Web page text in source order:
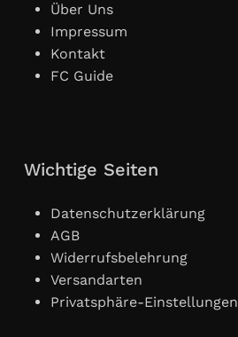
Über Uns
Impressum
Kontakt
FC Guide
Wichtige Seiten
Datenschutzerklärung
AGB
Widerrufsbelehrung
Versandarten
Privatsphäre-Einstellungen